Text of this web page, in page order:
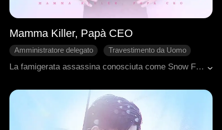
Mamma Killer, Papà CEO
Amministratore delegato
Travestimento da Uomo
Bambini
La famigerata assassina conosciuta come Snow Fox era apparentemente morta durante una missione, ma subì una misteriosa trasformazione, rinascendo nel corpo di Cassandra. All'inizio, sua madre orchestrò un incontro con Brandon, il capo della famiglia più potente di Rilas. I due ebbero una notte di passione.Cinque anni dopo, Cassandra tornò dall'estero con suo figlio, Bryson. Quando Brandon scoprì l'esistenza del bambino e lo portò con sé, Cassandra non ebbe scelta: assunse un'identità segreta come guardia del corpo di Brandon. Tra i loro continui battibecchi, l'amore sbocciò, portando infine a una perfetta riunione familiare per i tre.